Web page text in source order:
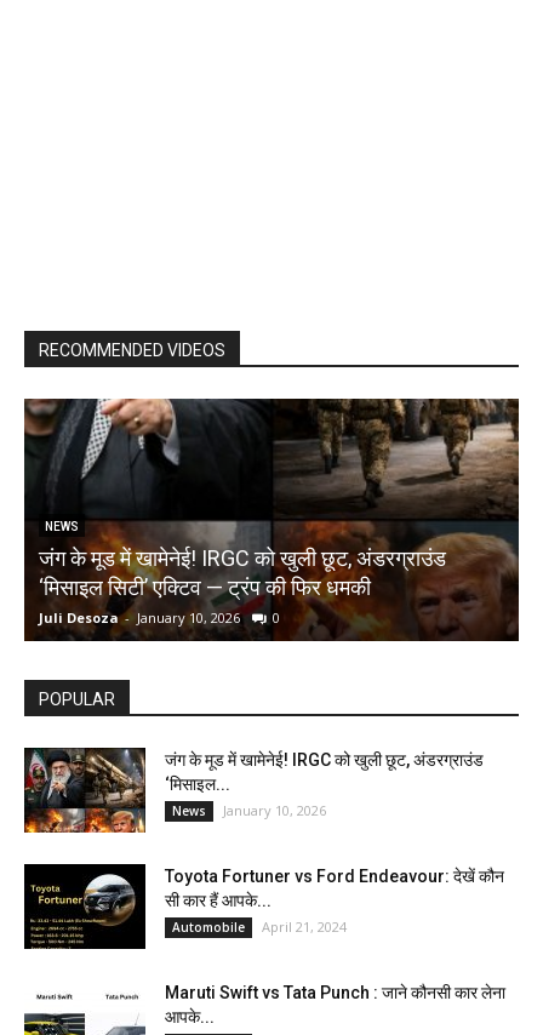
RECOMMENDED VIDEOS
NEWS
जंग के मूड में खामेनेई! IRGC को खुली छूट, अंडरग्राउंड
‘मिसाइल सिटी’ एक्टिव — ट्रंप की फिर धमकी
Juli Desoza - January 10, 2026 0
POPULAR
जंग के मूड में खामेनेई! IRGC को खुली छूट, अंडरग्राउंड
‘मिसाइल...
News January 10, 2026
Toyota Fortuner vs Ford Endeavour: देखें कौन
सी कार हैं आपके...
Automobile April 21, 2024
Maruti Swift vs Tata Punch : जाने कौनसी कार लेना
आपके...